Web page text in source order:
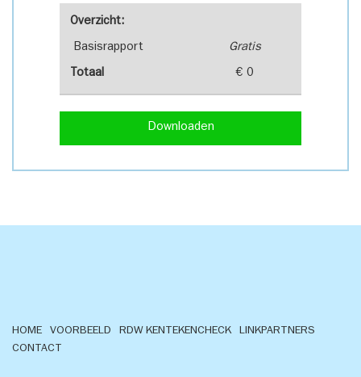
Overzicht:
Basisrapport Gratis
Totaal € 0
Downloaden
HOME VOORBEELD RDW KENTEKENCHECK
LINKPARTNERS
CONTACT